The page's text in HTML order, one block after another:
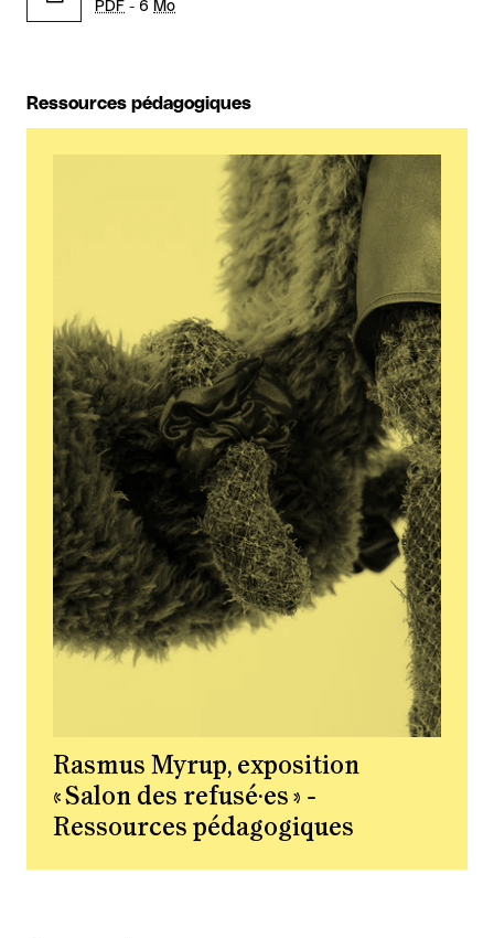
PDF - 6 Mo
Ressources pédagogiques
Rasmus Myrup, exposition
« Salon des refusé·es » -
Ressources pédagogiques